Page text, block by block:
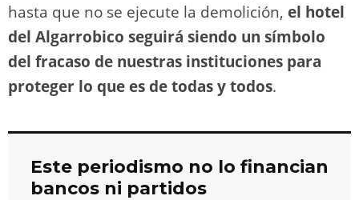
hasta que no se ejecute la demolición, el hotel
del Algarrobico seguirá siendo un símbolo
del fracaso de nuestras instituciones para
proteger lo que es de todas y todos.
Este periodismo no lo financian
bancos ni partidos